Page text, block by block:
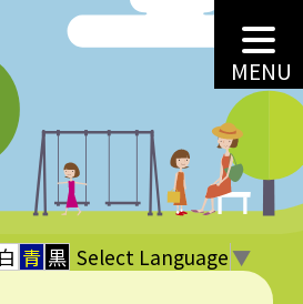
MENU
白 青 黒 Select Language ▼